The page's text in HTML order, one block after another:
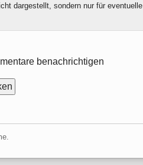
dargestellt, sondern nur für eventuelle
benachrichtigen